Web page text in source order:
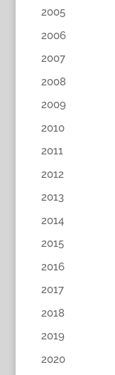
2005
2006
2007
2008
2009
2010
2011
2012
2013
2014
2015
2016
2017
2018
2019
2020